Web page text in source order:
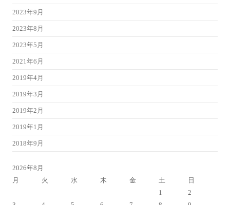
2023年9月
2023年8月
2023年5月
2021年6月
2019年4月
2019年3月
2019年2月
2019年1月
2018年9月
2026年8月
月
火 水 木 金 土
日
1
2